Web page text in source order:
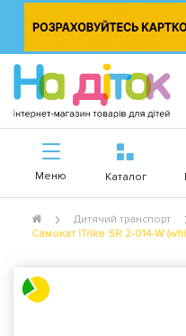
Меню Каталог
Дитячий транспорт
Самокат iTrike SR 2-014-W